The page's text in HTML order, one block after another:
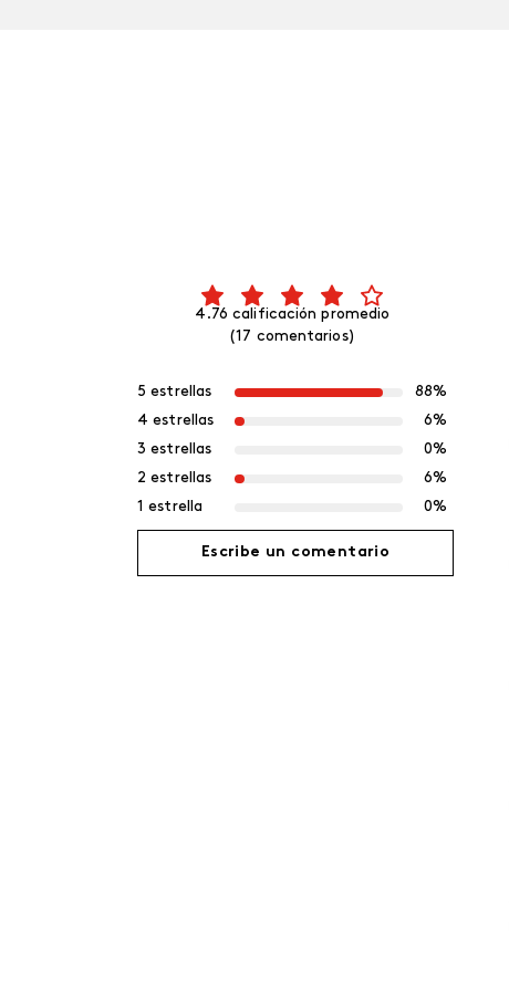
4.76 calificación promedio
(17 comentarios)
5 estrellas
88%
4 estrellas
6%
3 estrellas
0%
2 estrellas
6%
1 estrella
0%
Escribe un comentario